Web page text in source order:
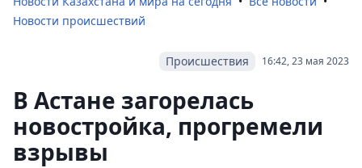
Новости происшествий
16:42, 23 мая 2023
Происшествия
В Астане загорелась
новостройка, прогремели
взрывы